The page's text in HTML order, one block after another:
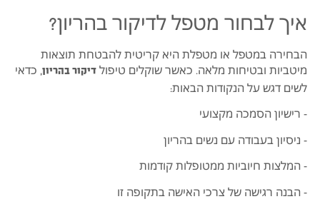
איך לבחור מטפל לדיקור בהריון?
הבחירה במטפל או מטפלת היא קריטית להבטחת תוצאות
מיטביות ובטיחות מלאה. כאשר שוקלים טיפול דיקור בהריון, כדאי
לשים דגש על הנקודות הבאות:
- רישיון הסמכה מקצועי
- ניסיון בעבודה עם נשים בהריון
- המלצות חיוביות ממטופלות קודמות
- הבנה רגישה של צרכי האישה בתקופה זו